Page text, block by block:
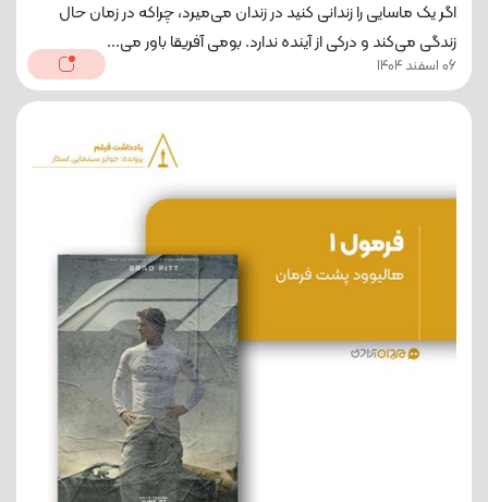
اگر یک ماسایی را زندانی کنید در زندان می‌میرد، چراکه در زمان حال
زندگی می‌کند و درکی از آینده ندارد. بومی آفریقا باور می...
06 اسفند 1404